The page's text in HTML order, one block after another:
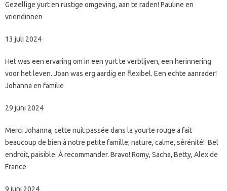
Gezellige yurt en rustige omgeving, aan te raden! Pauline en
vriendinnen
13 juli 2024
Het was een ervaring om in een yurt te verblijven, een herinnering
voor het leven. Joan was erg aardig en flexibel. Een echte aanrader!
Johanna en familie
29 juni 2024
Merci Johanna, cette nuit passée dans la yourte rouge a fait
beaucoup de bien à notre petite famille; nature, calme, sérénité! Bel
endroit, paisible. À recommander. Bravo! Romy, Sacha, Betty, Alex de
France
9 juni 2024